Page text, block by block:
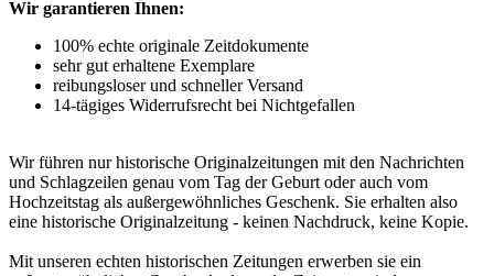
Wir garantieren Ihnen:
100% echte originale Zeitdokumente
sehr gut erhaltene Exemplare
reibungsloser und schneller Versand
14-tägiges Widerrufsrecht bei Nichtgefallen
Wir führen nur historische Originalzeitungen mit den Nachrichten
und Schlagzeilen genau vom Tag der Geburt oder auch vom
Hochzeitstag als außergewöhnliches Geschenk. Sie erhalten also
eine historische Originalzeitung - keinen Nachdruck, keine Kopie.
Mit unseren echten historischen Zeitungen erwerben sie ein